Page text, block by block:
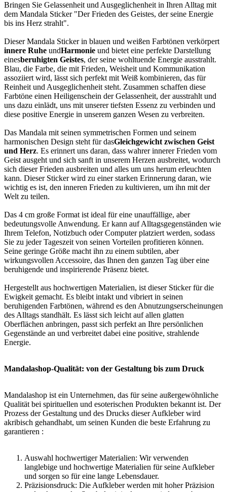
Bringen Sie Gelassenheit und Ausgeglichenheit in Ihren Alltag mit
dem Mandala Sticker "Der Frieden des Geistes, der seine Energie
bis ins Herz strahlt".
Dieser Mandala Sticker in blauen und weißen Farbtönen verkörpert
innere Ruhe undHarmonie und bietet eine perfekte Darstellung
einesberuhigten Geistes, der seine wohltuende Energie ausstrahlt.
Blau, die Farbe, die mit Frieden, Weisheit und Kommunikation
assoziiert wird, lässt sich perfekt mit Weiß kombinieren, das für
Reinheit und Ausgeglichenheit steht. Zusammen schaffen diese
Farbtöne einen Heiligenschein der Gelassenheit, der ausstrahlt und
uns dazu einlädt, uns mit unserer tiefsten Essenz zu verbinden und
diese positive Energie in unserem ganzen Wesen zu verbreiten.
Das Mandala mit seinen symmetrischen Formen und seinem
harmonischen Design steht für dasGleichgewicht zwischen Geist
und Herz. Es erinnert uns daran, dass wahrer innerer Frieden vom
Geist ausgeht und sich sanft in unserem Herzen ausbreitet, wodurch
sich dieser Frieden ausbreiten und alles um uns herum erleuchten
kann. Dieser Sticker wird zu einer starken Erinnerung daran, wie
wichtig es ist, den inneren Frieden zu kultivieren, um ihn mit der
Welt zu teilen.
Das 4 cm große Format ist ideal für eine unauffällige, aber
bedeutungsvolle Anwendung. Er kann auf Alltagsgegenständen wie
Ihrem Telefon, Notizbuch oder Computer platziert werden, sodass
Sie zu jeder Tageszeit von seinen Vorteilen profitieren können.
Seine geringe Größe macht ihn zu einem subtilen, aber
wirkungsvollen Accessoire, das Ihnen den ganzen Tag über eine
beruhigende und inspirierende Präsenz bietet.
Hergestellt aus hochwertigen Materialien, ist dieser Sticker für die
Ewigkeit gemacht. Es bleibt intakt und vibriert in seinen
beruhigenden Farbtönen, während es den Abnutzungserscheinungen
des Alltags standhält. Es lässt sich leicht auf allen glatten
Oberflächen anbringen, passt sich perfekt an Ihre persönlichen
Gegenstände an und verbreitet dabei eine positive, strahlende
Energie.
Mandalashop-Qualität: von der Gestaltung bis zum Druck
Mandalashop ist ein Unternehmen, das für seine außergewöhnliche
Qualität bei spirituellen und esoterischen Produkten bekannt ist. Der
Prozess der Gestaltung und des Drucks dieser Aufkleber wird
akribisch gehandhabt, um seinen Kunden die beste Erfahrung zu
garantieren :
Auswahl hochwertiger Materialien: Wir verwenden
langlebige und hochwertige Materialien für seine Aufkleber
und sorgen so für eine lange Lebensdauer.
Präzisionsdruck: Die Aufkleber werden mit hoher Präzision